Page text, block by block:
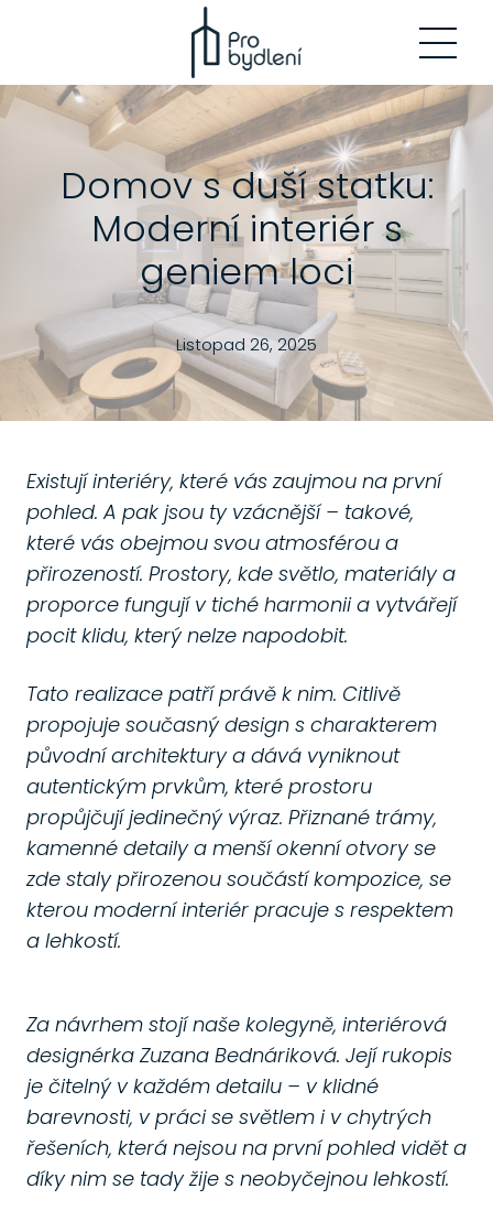
MENU
Domov s duší statku:
Moderní interiér s
geniem loci
Listopad 26, 2025
Existují interiéry, které vás zaujmou na první
pohled. A pak jsou ty vzácnější – takové,
které vás obejmou svou atmosférou a
přirozeností. Prostory, kde světlo, materiály a
proporce fungují v tiché harmonii a vytvářejí
pocit klidu, který nelze napodobit.
Tato realizace patří právě k nim. Citlivě
propojuje současný design s charakterem
původní architektury a dává vyniknout
autentickým prvkům, které prostoru
propůjčují jedinečný výraz. Přiznané trámy,
kamenné detaily a menší okenní otvory se
zde staly přirozenou součástí kompozice, se
kterou moderní interiér pracuje s respektem
a lehkostí.
Za návrhem stojí naše kolegyně, interiérová
designérka Zuzana Bednáriková. Její rukopis
je čitelný v každém detailu – v klidné
barevnosti, v práci se světlem i v chytrých
řešeních, která nejsou na první pohled vidět a
díky nim se tady žije s neobyčejnou lehkostí.